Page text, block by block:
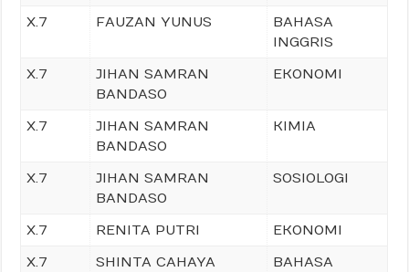
X.7
FAUZAN YUNUS
BAHASA
INGGRIS
X.7
JIHAN SAMRAN
BANDASO
EKONOMI
X.7
JIHAN SAMRAN
BANDASO
KIMIA
X.7
JIHAN SAMRAN
BANDASO
SOSIOLOGI
X.7 RENITA PUTRI
EKONOMI
X.7
SHINTA CAHAYA
BAHASA